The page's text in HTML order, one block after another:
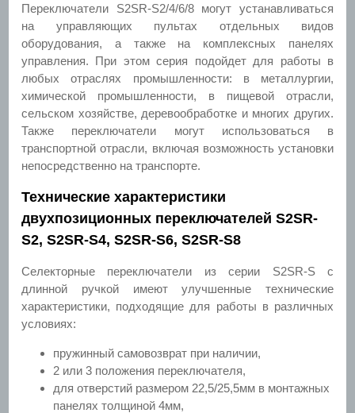
Переключатели S2SR-S2/4/6/8 могут устанавливаться
на управляющих пультах отдельных видов
оборудования, а также на комплексных панелях
управления. При этом серия подойдет для работы в
любых отраслях промышленности: в металлургии,
химической промышленности, в пищевой отрасли,
сельском хозяйстве, деревообработке и многих других.
Также переключатели могут использоваться в
транспортной отрасли, включая возможность установки
непосредственно на транспорте.
Технические характеристики
двухпозиционных переключателей S2SR-
S2, S2SR-S4, S2SR-S6, S2SR-S8
Селекторные переключатели из серии S2SR-S с
длинной ручкой имеют улучшенные технические
характеристики, подходящие для работы в различных
условиях:
пружинный самовозврат при наличии,
2 или 3 положения переключателя,
для отверстий размером 22,5/25,5мм в монтажных
панелях толщиной 4мм,